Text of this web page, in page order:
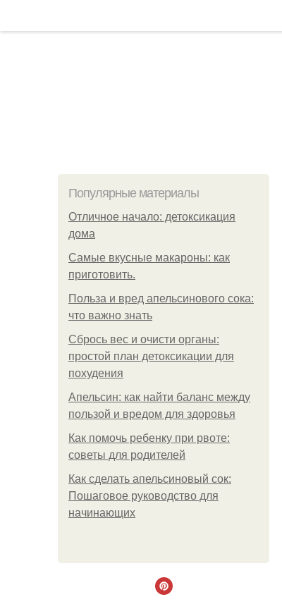
Популярные материалы
Отличное начало: детоксикация
дома
Самые вкусные макароны: как
приготовить.
Польза и вред апельсинового сока:
что важно знать
Сбрось вес и очисти органы:
простой план детоксикации для
похудения
Апельсин: как найти баланс между
пользой и вредом для здоровья
Как помочь ребенку при рвоте:
советы для родителей
Как сделать апельсиновый сок:
Пошаговое руководство для
начинающих